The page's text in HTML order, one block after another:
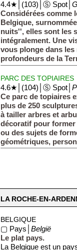
4.4★│(103)│Ⓢ Spot│
Considérées comme
Belgique,
nuits'', elles sont les
intégralement. Une
vous plonge dans les
profondeurs de la
PARC DES TOPIAIRES
4.6★│(104)│Ⓢ Spot│
Ce parc de topiaires
plus de 250
à tailler arbres et
décoratif pour former
ou des sujets de
géométriques,
LA ROCHE-EN-
BELGIQUE
▢ Pays│België
Le plat pays.
La Belgique est un